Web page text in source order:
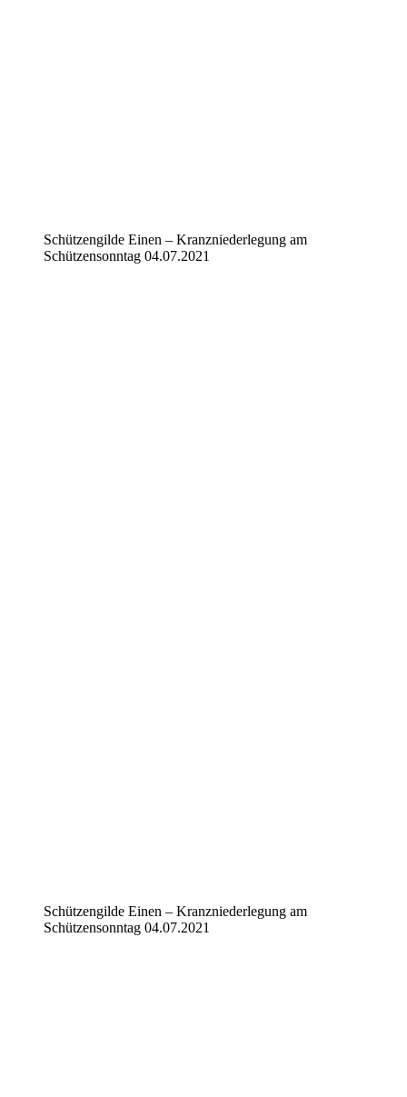
Schützengilde Einen – Kranzniederlegung am
Schützensonntag 04.07.2021
Schützengilde Einen – Kranzniederlegung am
Schützensonntag 04.07.2021